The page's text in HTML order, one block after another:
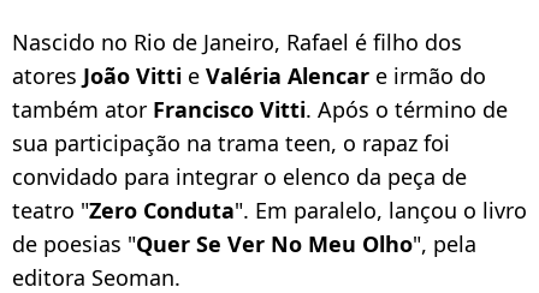
Nascido no Rio de Janeiro, Rafael é filho dos
atores João Vitti e Valéria Alencar e irmão do
também ator Francisco Vitti. Após o término de
sua participação na trama teen, o rapaz foi
convidado para integrar o elenco da peça de
teatro "Zero Conduta". Em paralelo, lançou o livro
de poesias "Quer Se Ver No Meu Olho", pela
editora Seoman.